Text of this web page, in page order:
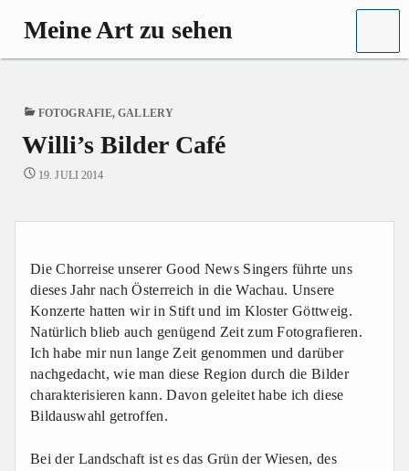
Meine Art zu sehen
Fine
MENU
PUBLISHED
FOTOGRAFIE,GALLERY
Willi’s Bilder Café
19. JULI 2014
Die Chorreise unserer Good News Singers führte uns
dieses Jahr nach Österreich in die Wachau. Unsere
Konzerte hatten wir in Stift und im Kloster Göttweig.
Natürlich blieb auch genügend Zeit zum Fotografieren.
Ich habe mir nun lange Zeit genommen und darüber
nachgedacht, wie man diese Region durch die Bilder
charakterisieren kann. Davon geleitet habe ich diese
Bildauswahl getroffen.
Bei der Landschaft ist es das Grün der Wiesen, des